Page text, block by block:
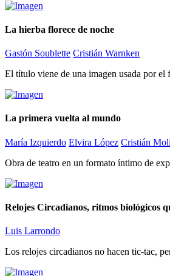
La hierba florece de noche
Gastón Soublette Cristián Warnken
El título viene de una imagen usada por el
La primera vuelta al mundo
María Izquierdo Elvira López Cristián
Obra de teatro en un formato íntimo de
Relojes Circadianos, ritmos biológicos
Luis Larrondo
Los relojes circadianos no hacen tic-tac,